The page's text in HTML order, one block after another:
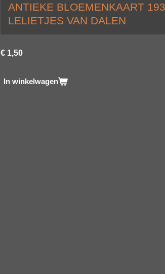
ANTIEKE BLOEMENKAART
LELIETJES VAN DALEN
€ 1,50
In winkelwagen